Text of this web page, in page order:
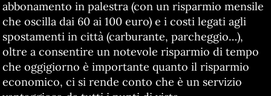
abbonamento in palestra (con un risparmio mensile
che oscilla dai 60 ai 100 euro) e i costi legati agli
spostamenti in città (carburante, parcheggio…),
oltre a consentire un notevole risparmio di tempo
che oggigiorno è importante quanto il risparmio
economico, ci si rende conto che è un servizio